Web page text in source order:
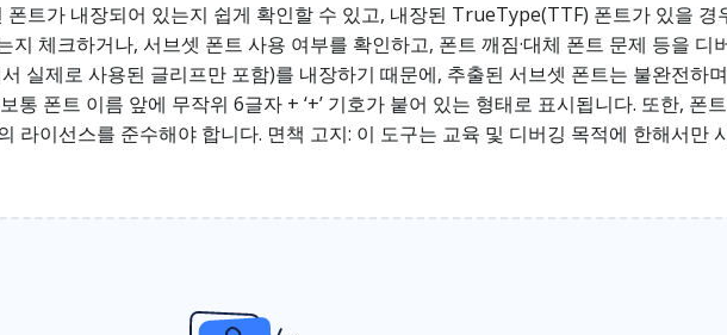
폰트가 내장되어 있는지 쉽게 확인할 수 있고, 내장된 TrueType(TTF) 폰트가 있을 경
체크하거나, 서브셋 폰트 사용 여부를 확인하고, 폰트 깨짐·대체 폰트 문제 등을 디
실제로 사용된 글리프만 포함)를 내장하기 때문에, 추출된 서브셋 폰트는 불완전하
통 폰트 이름 앞에 무작위 6글자 + ‘+’ 기호가 붙어 있는 형태로 표시됩니다. 또한, 폰
라이선스를 준수해야 합니다. 면책 고지: 이 도구는 교육 및 디버깅 목적에 한해서만